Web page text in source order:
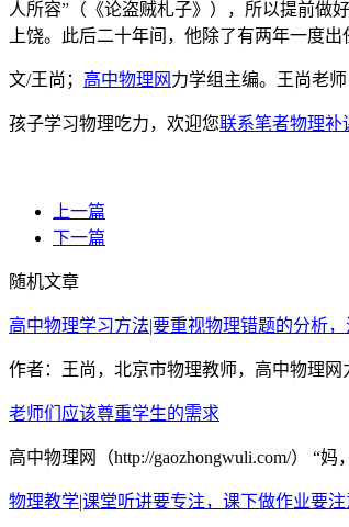
人所容”（《论盗贼札子》），所以提前做
上饶。此后二十年间，他除了有两年一度
文/王尚； 高中物理网 力学组主编。王尚老
孩子学习物理吃力，欢迎您联系笔者物理补
上一篇
下一篇
随机文章
高中物理学习方法|要重视物理错题的分析
作者：王尚，北京市物理教师，高中物理
老师们应该尊重学生的需求
高中物理网（http://gaozhongwuli.com/） “
物理教学|课堂听讲要专注，课下做作业要